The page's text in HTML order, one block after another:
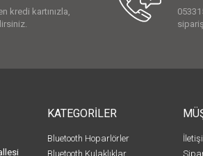
kredi kartınızla,
KATEGORİLER
Bluetooth Hoparlörler
Bluetooth Kulaklıklar